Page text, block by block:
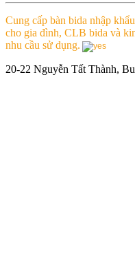
Cung cấp bàn bida nhập
cho gia đình, CLB bida và
nhu cầu sử dụng.
20-22 Nguyễn Tất Thành,